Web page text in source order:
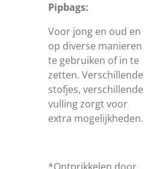
Pipbags:
Voor jong en oud en
op diverse manieren
te gebruiken of in te
zetten. Verschillende
stofjes, verschillende
vulling zorgt voor
extra mogelijkheden.